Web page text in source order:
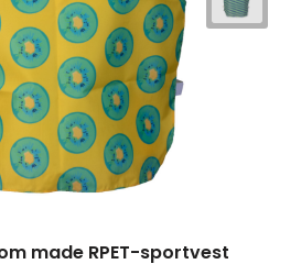
made RPET-sportvest